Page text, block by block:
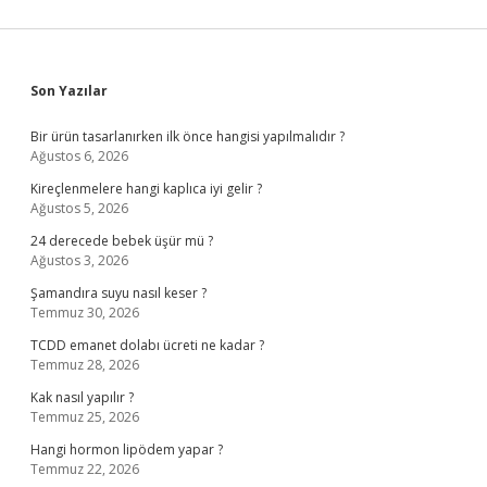
Sidebar
Son Yazılar
Bir ürün tasarlanırken ilk önce hangisi yapılmalıdır ?
Ağustos 6, 2026
Kireçlenmelere hangi kaplıca iyi gelir ?
Ağustos 5, 2026
24 derecede bebek üşür mü ?
Ağustos 3, 2026
Şamandıra suyu nasıl keser ?
Temmuz 30, 2026
TCDD emanet dolabı ücreti ne kadar ?
Temmuz 28, 2026
Kak nasıl yapılır ?
Temmuz 25, 2026
Hangi hormon lipödem yapar ?
Temmuz 22, 2026